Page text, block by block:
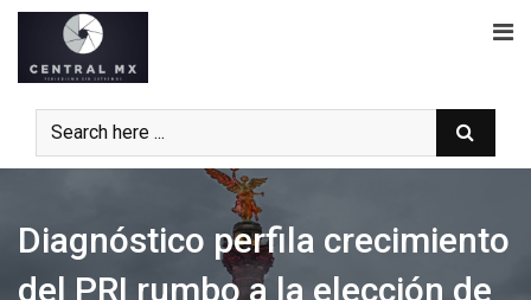
Skip
content
Diagnóstico perfila crecimiento
del PRI rumbo a la elección de